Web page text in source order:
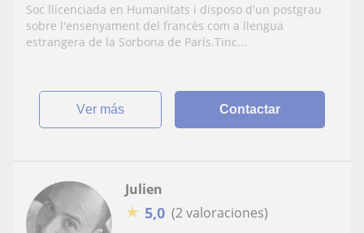
Soc llicenciada en Humanitats i disposo d'un postgrau
sobre l'ensenyament del francès com a llengua
estrangera de la Sorbona de París.Tinc...
ver más Contactar
Julien
★ 5,0 (2 valoraciones)